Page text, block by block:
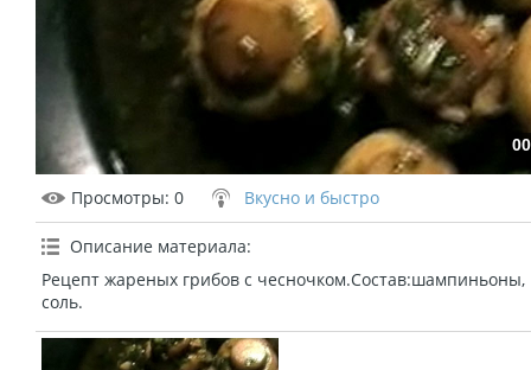
Просмотры: 0 Вкусно и быстро
Описание материала:
Рецепт жареных грибов с чесночком.Состав:шампиньоны,
соль.